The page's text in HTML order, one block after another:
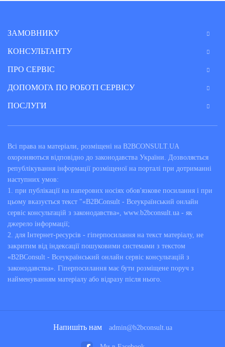
ЗАМОВНИКУ
КОНСУЛЬТАНТУ
ПРО СЕРВІС
ДОПОМОГА ПО РОБОТІ СЕРВІСУ
ПОСЛУГИ
Всі права на матеріали, розміщені на B2BCONSULT.UA
охороняються відповідно до законодавства України. Дозволяється
републікування інформації розміщеної на порталі при дотриманні
наступних умов:
1. при публікації на паперових носіях обов'язкове посилання і при
цьому вказується текст "«B2BConsult - Всеукраїнський онлайн
сервіс консультацій з законодавства», www.b2bconsult.ua - як
джерело інформації;
2. для Інтернет-ресурсів - гіперпосилання на текст матеріалу, не
закритим від індексації пошуковими системами з текстом
«B2BConsult - Всеукраїнський онлайн сервіс консультацій з
законодавства». Гіперпосилання має бути розміщене поруч з
найменуванням матеріалу або відразу після нього.
Напишіть нам admin@b2bconsult.ua